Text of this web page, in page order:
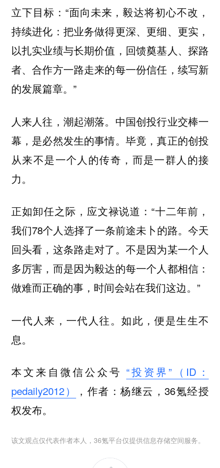
立下目标：“面向未来，毅达将初心不改，
持续进化：把业务做得更深、更细、更实，
以扎实业绩与长期价值，回馈奠基人、探路
者、合作方一路走来的每一份信任，续写新
的发展篇章。”
人来人往，潮起潮落。中国创投行业交棒一
幕，是必然发生的事情。毕竟，真正的创投
从来不是一个人的传奇，而是一群人的接
力。
正如卸任之际，应文禄说道：“十二年前，
我们78个人选择了一条前途未卜的路。今天
回头看，这条路走对了。不是因为某一个人
多厉害，而是因为毅达的每一个人都相信：
做难而正确的事，时间会站在我们这边。”
一代人来，一代人往。如此，便是生生不
息。
本文来自微信公众号 “投资界”（ID：
pedaily2012）
，作者：杨继云，36氪经授
权发布。
该文观点仅代表作者本人，36氪平台仅提供信息存储空间服务。